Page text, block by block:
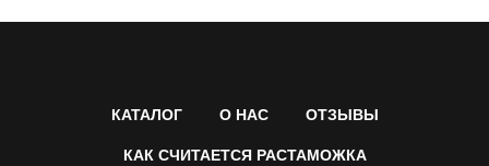
КАТАЛОГ О НАС ОТЗЫВЫ
КАК СЧИТАЕТСЯ РАСТАМОЖКА